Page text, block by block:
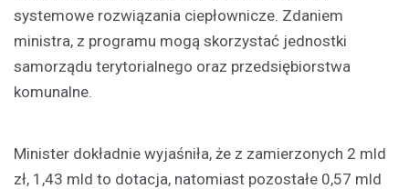
systemowe rozwiązania ciepłownicze. Zdaniem
ministra, z programu mogą skorzystać jednostki
samorządu terytorialnego oraz przedsiębiorstwa
komunalne.
Minister dokładnie wyjaśniła, że z zamierzonych 2 mld
zł, 1,43 mld to dotacja, natomiast pozostałe 0,57 mld